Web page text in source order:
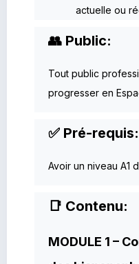
actuelle ou
👥 Public:
Tout public
progresser en
✅ Pré-requis:
Avoir un niveau A1
📑 Contenu:
MODULE 1 –